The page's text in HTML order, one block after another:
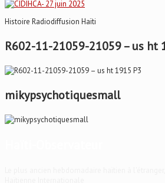
Histoire Radiodiffusion Haïti
R602-11-21059-21059 – us ht
mikypsychotiquesmall